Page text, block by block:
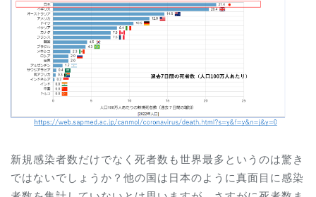
新規感染者数だけでなく死者数も世界最多というのは驚き
ではないでしょうか？他の国は日本のように真面目に感染